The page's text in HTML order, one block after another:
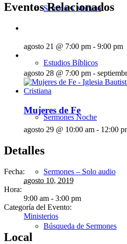
Sermones Mañana
Estudios Bíblicos
Sermones Noche
Sermones – Solo audio
Búsqueda de Sermones
Eventos Relacionados
agosto 21 @ 7:00 pm - 9:00 pm
agosto 28 @ 7:00 pm -
Mujeres de Fe
agosto 29 @ 10:00 am - 12:00
Detalles
Fecha:
agosto 10, 2019
Hora:
9:00 am - 3:00 pm
Categoría del Evento:
Ministerios
Local